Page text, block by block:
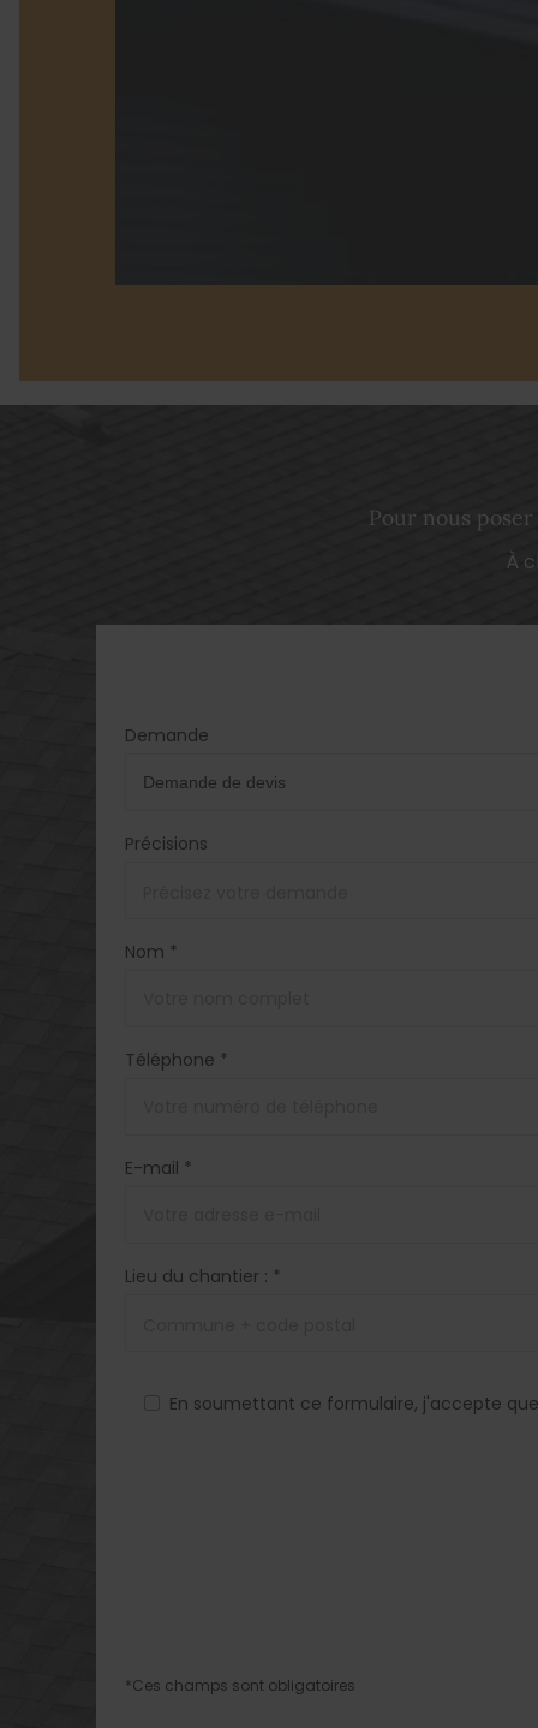
Pour nous
À
Demande
Précisions
Nom *
Téléphone *
E-mail *
Lieu du chantier : *
En soumettant ce formulaire, j'accepte
*Ces champs sont obligatoires